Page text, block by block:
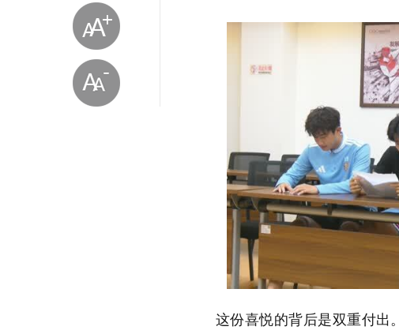
这份喜悦的背后是双重付出